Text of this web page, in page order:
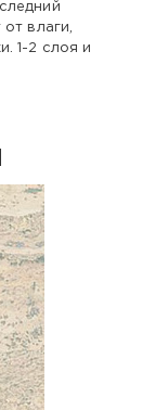
влаги,
1-2 слоя и